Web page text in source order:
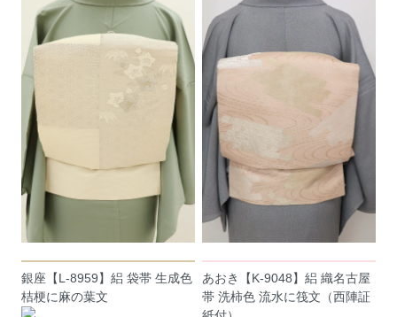
銀座【L-8959】絽 袋帯 生成色
桔梗に麻の葉文
あおき【K-9048】絽 織名古屋
帯 洗柿色 流水に筏文（西陣証